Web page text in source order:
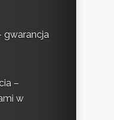
gwarancja
–
w